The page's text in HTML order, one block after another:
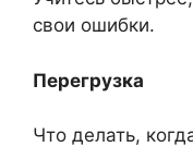
свои ошибки.
Перегрузка
Что делать,